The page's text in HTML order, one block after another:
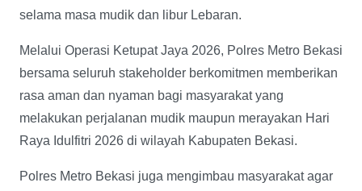
selama masa mudik dan libur Lebaran.
Melalui Operasi Ketupat Jaya 2026, Polres Metro Bekasi
bersama seluruh stakeholder berkomitmen memberikan
rasa aman dan nyaman bagi masyarakat yang
melakukan perjalanan mudik maupun merayakan Hari
Raya Idulfitri 2026 di wilayah Kabupaten Bekasi.
Polres Metro Bekasi juga mengimbau masyarakat agar